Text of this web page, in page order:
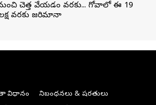
చెత్త వేయడం వరకు... గోవాలో ఈ 19
వరకు జరిమానా
విధానం
నిబంధనలు & షరతులు